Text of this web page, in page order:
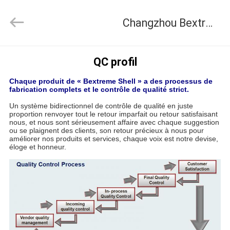
PRODUITS
VIDÉOS
A
PROPOS
Motor
Technology
Changzhou Bextreme Shell Motor Technology Co.,Ltd Contrôle de la qualité
QC profil
Chaque produit de « Bextreme Shell » a des processus de
fabrication complets et le contrôle de qualité strict.
Un système bidirectionnel de contrôle de qualité en juste
proportion renvoyer tout le retour imparfait ou retour satisfaisant
nous, et nous sont sérieusement affaire avec chaque suggestion
ou se plaignent des clients, son retour précieux à nous pour
améliorer nos produits et services, chaque voix est notre devise,
éloge et honneur.